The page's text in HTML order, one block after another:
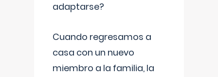
adaptarse?
Cuando regresamos a
casa con un nuevo
miembro a la familia, la